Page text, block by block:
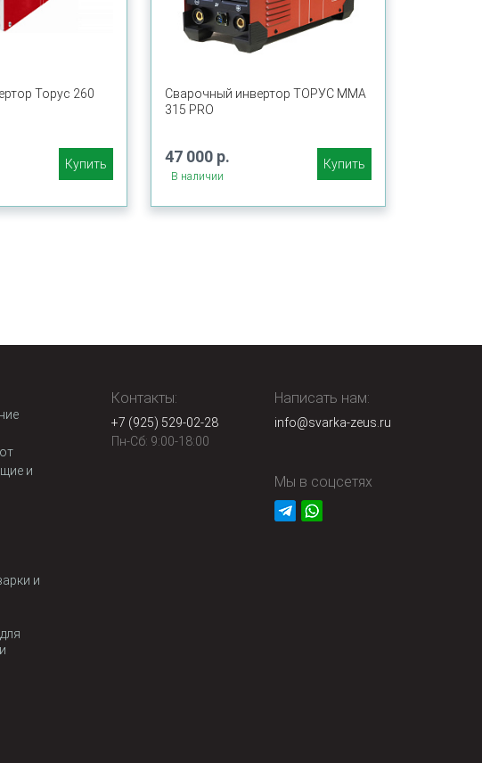
Торус 260
Купить
Сварочный инвертор ТОРУС MMA
315 PRO
47 000 р.
В наличии
Купить
и
и
Контакты:
+7 (925) 529-02-28
Пн-Сб: 9:00-18:00
Написать нам:
info@svarka-zeus.ru
Мы в соцсетях